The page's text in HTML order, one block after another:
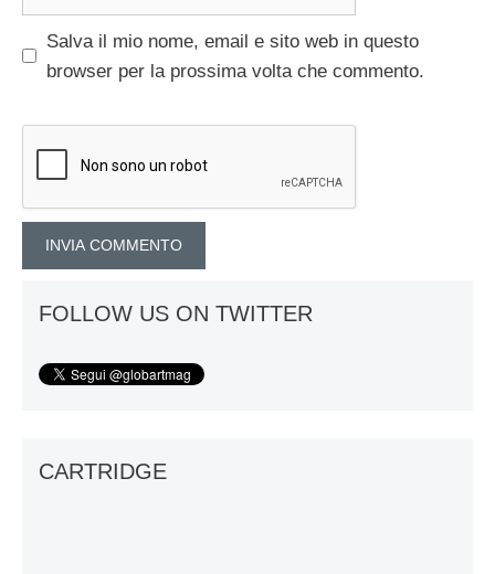
Salva il mio nome, email e sito web in questo
browser per la prossima volta che commento.
FOLLOW US ON TWITTER
CARTRIDGE